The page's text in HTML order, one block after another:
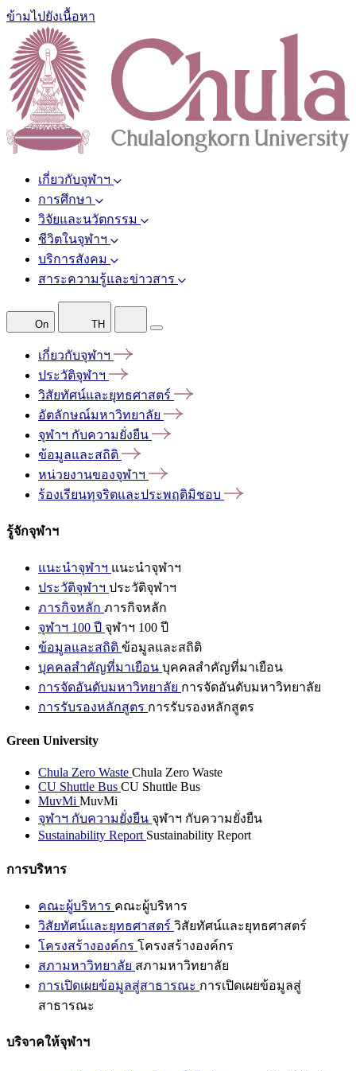
ข้ามไปยังเนื้อหา
เกี่ยวกับจุฬาฯ
การศึกษา
วิจัยและนวัตกรรม
ชีวิตในจุฬาฯ
บริการสังคม
สาระความรู้และข่าวสาร
On TH
เกี่ยวกับจุฬาฯ
ประวัติจุฬาฯ
วิสัยทัศน์และยุทธศาสตร์
อัตลักษณ์มหาวิทยาลัย
จุฬาฯ กับความยั่งยืน
ข้อมูลและสถิติ
หน่วยงานของจุฬาฯ
ร้องเรียนทุจริตและประพฤติมิชอบ
รู้จักจุฬาฯ
แนะนำจุฬาฯ แนะนำจุฬาฯ
ประวัติจุฬาฯ ประวัติจุฬาฯ
ภารกิจหลัก ภารกิจหลัก
จุฬาฯ 100 ปี จุฬาฯ 100 ปี
ข้อมูลและสถิติ ข้อมูลและสถิติ
บุคคลสำคัญที่มาเยือน บุคคลสำคัญที่มาเยือน
การจัดอันดับมหาวิทยาลัย การจัดอันดับมหาวิทยาลัย
การรับรองหลักสูตร การรับรองหลักสูตร
Green University
Chula Zero Waste Chula Zero Waste
CU Shuttle Bus CU Shuttle Bus
MuvMi MuvMi
จุฬาฯ กับความยั่งยืน จุฬาฯ กับความยั่งยืน
Sustainability Report Sustainability Report
การบริหาร
คณะผู้บริหาร คณะผู้บริหาร
วิสัยทัศน์และยุทธศาสตร์ วิสัยทัศน์และยุทธศาสตร์
โครงสร้างองค์กร โครงสร้างองค์กร
สภามหาวิทยาลัย สภามหาวิทยาลัย
การเปิดเผยข้อมูลสู่สาธารณะ การเปิดเผยข้อมูลสู่
สาธารณะ
บริจาคให้จุฬาฯ